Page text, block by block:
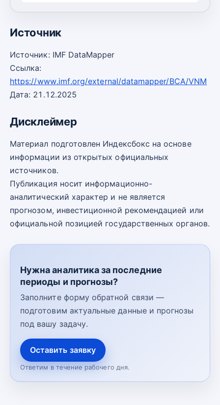
Источник
Источник: IMF DataMapper
Ссылка:
https://www.imf.org/external/datamapper/BCA/VNM
Дата: 21.12.2025
Дисклеймер
Материал подготовлен Индексбокс на основе
информации из открытых официальных
источников.
Публикация носит информационно-
аналитический характер и не является
прогнозом, инвестиционной рекомендацией или
официальной позицией государственных органов.
Нужна аналитика за последние
периоды и прогнозы?
Заполните форму обратной связи —
подготовим актуальные данные и прогнозы
под вашу задачу.
Оставить заявку
Ответим в течение рабочего дня.